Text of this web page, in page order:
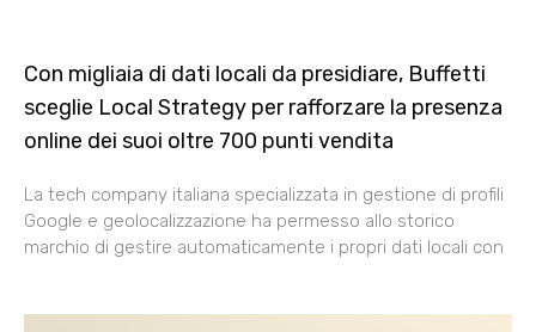
Con migliaia di dati locali da presidiare, Buffetti
sceglie Local Strategy per rafforzare la presenza
online dei suoi oltre 700 punti vendita
La tech company italiana specializzata in gestione di profili
Google e geolocalizzazione ha permesso allo storico
marchio di gestire automaticamente i propri dati locali con